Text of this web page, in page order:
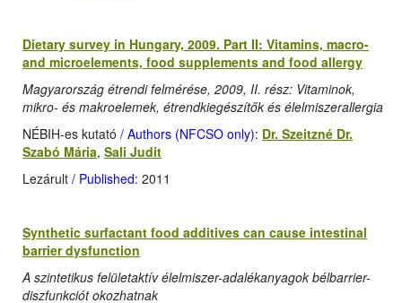
Dietary survey in Hungary, 2009. Part II: Vitamins, macro-
and microelements, food supplements and food allergy
Magyarország étrendi felmérése, 2009, II. rész: Vitaminok,
mikro- és makroelemek, étrendkiegészítők és élelmiszerallergia
NÉBIH-es kutató / Authors (NFCSO only): Dr. Szeitzné Dr.
Szabó Mária, Sali Judit
Lezárult / Published: 2011
Synthetic surfactant food additives can cause intestinal
barrier dysfunction
A szintetikus felületaktív élelmiszer-adalékanyagok bélbarrier-
diszfunkciót okozhatnak